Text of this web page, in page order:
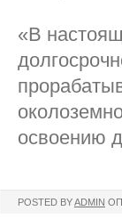
«В
освоению
POSTED BYADMIN